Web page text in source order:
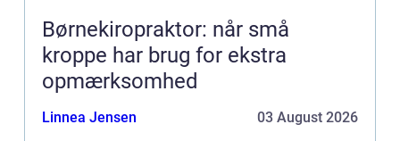
Børnekiropraktor: når små
kroppe har brug for ekstra
opmærksomhed
Linnea Jensen 03 August 2026